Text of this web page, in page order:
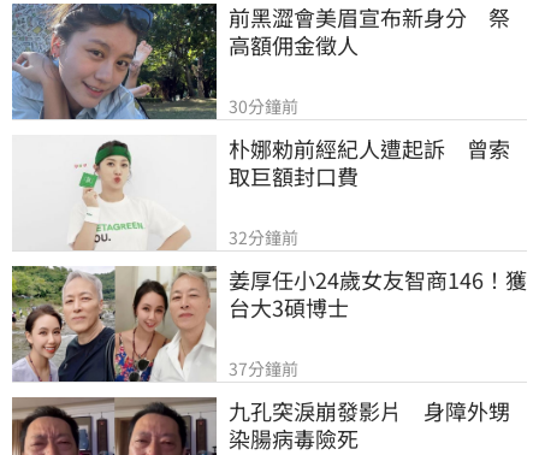
前黑澀會美眉宣布新身分　祭
高額佣金徵人
30分鐘前
朴娜勑前經紀人遭起訴　曾索
取巨額封口費
32分鐘前
姜厚任小24歲女友智商146！獲
台大3碩博士
37分鐘前
九孔突淚崩發影片　身障外甥
染腸病毒險死